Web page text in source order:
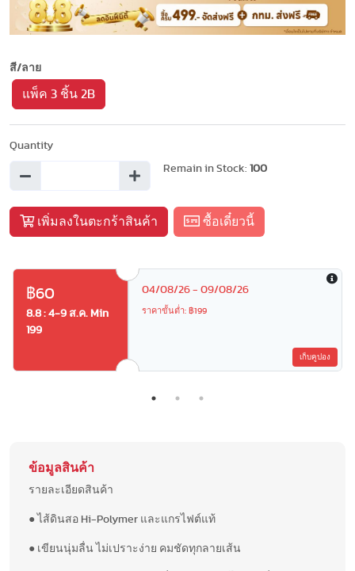
สี/ลาย
แพ็ค 3 ชิ้น 2B
Quantity
Remain in Stock: 100
เพิ่มลงในตะกร้าสินค้า ซื้อเดี๋ยวนี้
฿60
8.8 : 4-9 ส.ค. Min
199
04/08/26 - 09/08/26
ราคาขั้นต่ำ: ฿199
เก็บคูปอง
ข้อมูลสินค้า
รายละเอียดสินค้า
● ไส้ดินสอ Hi-Polymer และแกรไฟต์แท้
● เขียนนุ่มลื่น ไม่เปราะง่าย คมชัดทุกลายเส้น